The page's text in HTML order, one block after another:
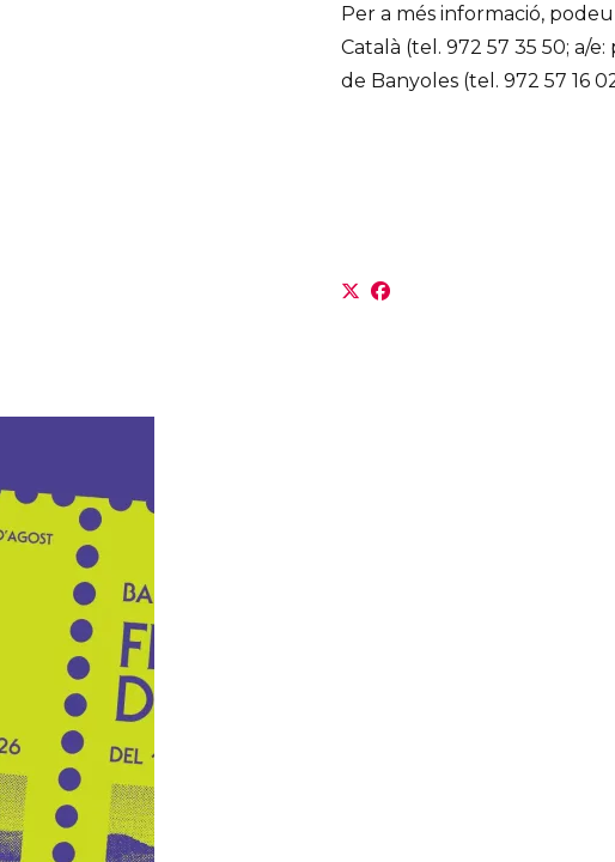
Per a més informació,
Català (tel. 972 57 35 50; a/
de Banyoles (tel. 972 57 16